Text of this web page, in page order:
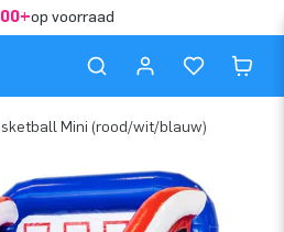
op voorraad
Mini (rood/wit/blauw)